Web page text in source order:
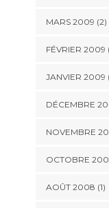
MARS 2009 (2)
FÉVRIER 2009
JANVIER 2009
DÉCEMBRE
NOVEMBRE
OCTOBRE
AOÛT 2008 (1)